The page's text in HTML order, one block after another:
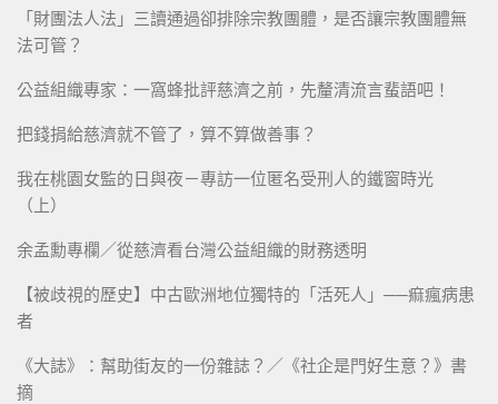
「財團法人法」三讀通過卻排除宗教團體，是否讓宗教團體無
法可管？
公益組織專家：一窩蜂批評慈濟之前，先釐清流言蜚語吧！
把錢捐給慈濟就不管了，算不算做善事？
我在桃園女監的日與夜－專訪一位匿名受刑人的鐵窗時光
（上）
余孟勳專欄／從慈濟看台灣公益組織的財務透明
【被歧視的歷史】中古歐洲地位獨特的「活死人」──痲瘋病患
者
《大誌》：幫助街友的一份雜誌？／《社企是門好生意？》書
摘